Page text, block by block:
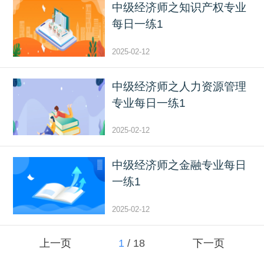
中级经济师之知识产权专业
每日一练1
2025-02-12
中级经济师之人力资源管理
专业每日一练1
2025-02-12
中级经济师之金融专业每日
一练1
2025-02-12
上一页 1 / 18 下一页